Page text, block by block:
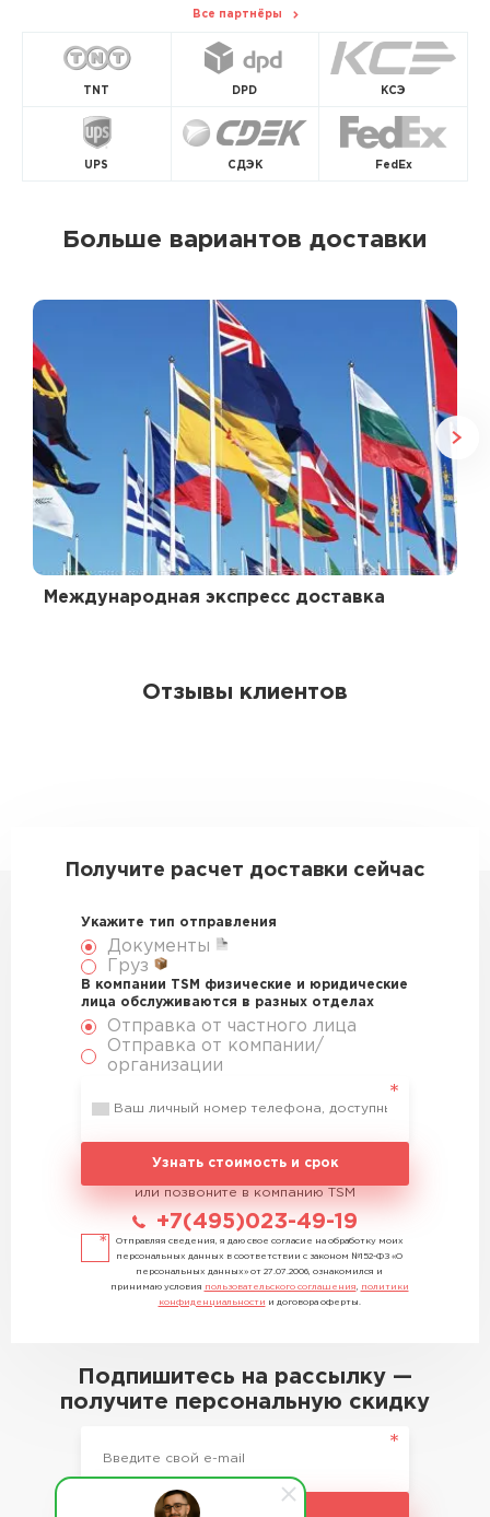
Все партнёры
TNT DPD КСЭ
UPS СДЭК FedEx
Больше вариантов доставки
Международная экспресс доставка
Отзывы клиентов
Получите расчет доставки сейчас
Укажите тип отправления
Документы
Груз
В компании TSM физические и юридические
лица обслуживаются в разных отделах
Отправка от частного лица
Отправка от компании/
организации
Узнать стоимость и срок
или позвоните в компанию TSM
+7(495)023-49-19
Отправляя сведения, я даю свое согласие на обработку моих
персональных данных в соответствии с законом №152-ФЗ «О
персональных данных» от 27.07.2006, ознакомился и
принимаю условия пользовательского соглашения
политики
конфиденциальности и договора оферты.
Подпишитесь на рассылку —
получите персональную скидку
Подписаться